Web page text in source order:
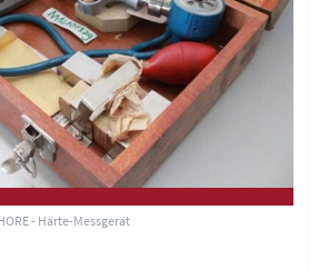
- Härte-Messgerät